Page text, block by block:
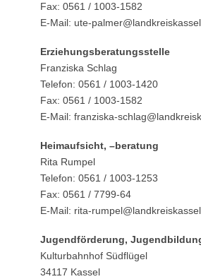
Fax: 0561 / 1003-1582
E-Mail: ute-
Erziehungsberatungsstelle
Franziska Schlag
Telefon: 0561 / 1003-1420
Fax: 0561 / 1003-1582
E-Mail: franziska-
Heimaufsicht, –beratung
Rita Rumpel
Telefon: 0561 / 1003-1253
Fax: 0561 / 7799-64
E-Mail: rita-
Jugendförderung,
Kulturbahnhof Südflügel
34117 Kassel